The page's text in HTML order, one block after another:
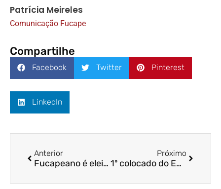
Patrícia Meireles
Comunicação Fucape
Compartilhe
Facebook Twitter Pinterest
LinkedIn
Anterior
Fucapeano é eleito para fazer parte da Comissão Própria de Avaliação (CPA)
Próximo
1º colocado do ES no Desafio Quero Ser Economista irá ingressar na Fucape